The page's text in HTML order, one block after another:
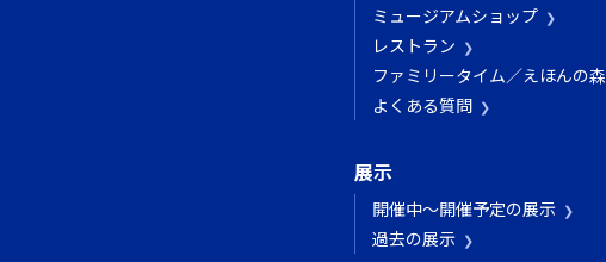
ミュージアムショップ
レストラン
ファミリータイム／えほんの森
よくある質問
展示
開催中～開催予定の展示
過去の展示